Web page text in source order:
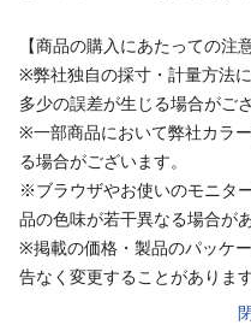
【商品の購入にあたっての注
※弊社独自の採寸・計量方法
多少の誤差が生じる場合がご
※一部商品において弊社カラ
る場合がございます。
※ブラウザやお使いのモニタ
品の色味が若干異なる場合があ
※掲載の価格・製品のパッケ
告なく変更することがありま